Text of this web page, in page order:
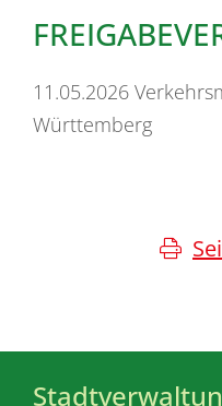
11.05.2026
Württemberg